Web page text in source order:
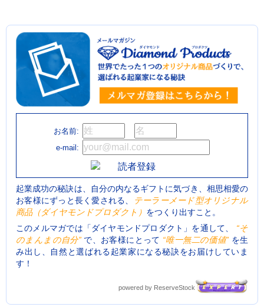
お名前:
e-mail:
起業成功の秘訣は、自分の内なるギフトに気づき、相思相愛の
お客様にずっと長く愛される、
テーラーメード型オリジナル
商品（ダイヤモンドプロダクト） をつくり出すこと。
このメルマガでは「ダイヤモンドプロダクト」を通して、 “そ
のまんまの自分”で、お客様にとって “唯一無二の価値” を生
み出し、自然と選ばれる起業家になる秘訣をお届けしていま
す！
powered by ReserveStock